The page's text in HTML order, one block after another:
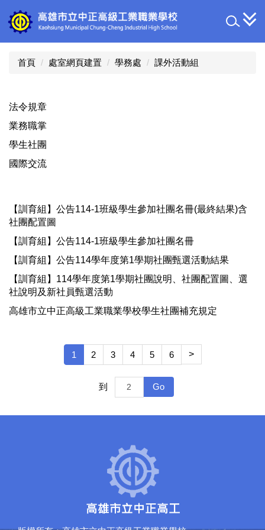
到
主
首頁 處室網頁建置 學務處 課外活動組
法令規章
業務職掌
學生社團
國際交流
【訓育組】公告114-1班級學生參加社團名冊(最終結果)含
社團配置圖
【訓育組】公告114-1班級學生參加社團名冊
【訓育組】公告114學年度第1學期社團甄選活動結果
【訓育組】114學年度第1學期社團說明、社團配置圖、選
社說明及新社員甄選活動
高雄市立中正高級工業職業學校學生社團補充規定
1 2 3 4 5 6 >
到 Go